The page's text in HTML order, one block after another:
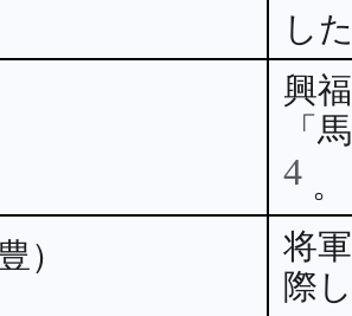
し
興
「
4 。
）
将
際